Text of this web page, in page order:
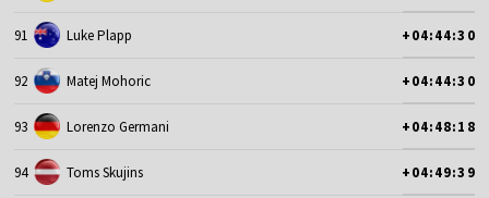
91 Luke Plapp +04:44:30
92 Matej Mohoric +04:44:30
93 Lorenzo Germani +04:48:18
94 Toms Skujins +04:49:39